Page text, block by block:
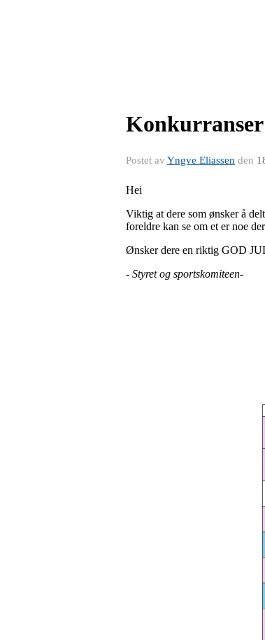
Konkurranser
Postet av Yngve Eliassen den
Hei
Viktig at dere som ønsker å
foreldre kan se om et er noe
Ønsker dere en riktig GOD
- Styret og sportskomiteen-